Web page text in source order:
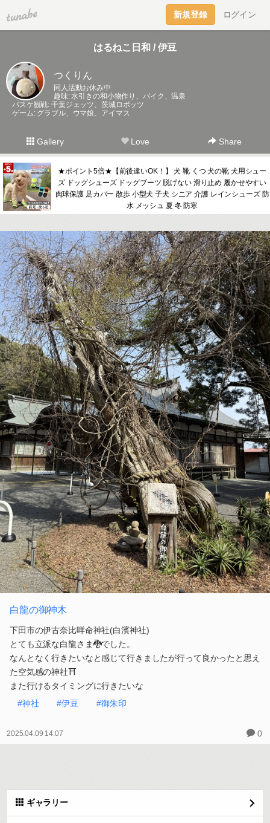
tuna.be 新規登録 ログイン
はるねこ日和 / 伊豆
つくりん
同人活動お休み中
趣味: 水引きの和小物作り、バイク、温泉
バスケ観戦: 千葉ジェッツ、茨城ロボッツ
ゲーム: グラブル、ウマ娘、アイマス
Gallery Love Share
★ポイント5倍★【前後違いOK！】 犬 靴 くつ 犬の靴 犬用シュー
ズ ドッグシューズ ドッグブーツ 脱げない 滑り止め 履かせやすい
肉球保護 足カバー 散歩 小型犬 子犬 シニア 介護 レインシューズ 防
水 メッシュ 夏 冬 防寒
白龍の御神木
下田市の伊古奈比咩命神社(白濱神社)
とても立派な白龍さま🐉でした。
なんとなく行きたいなと感じて行きましたが行って良かったと思え
た空気感の神社⛩️
また行けるタイミングに行きたいな
#神社
#伊豆 #御朱印
2025.04.09 14:07 0
ギャラリー